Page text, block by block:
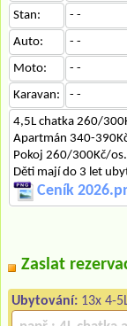
Stan:
- -
Auto:
- -
Moto:
- -
Karavan:
- -
4,5L chatka 260/
Apartmán 340-
Pokoj 260/300Kč/
Děti mají do 3 let
Ceník
Zaslat
Ubytování: 13x 4-